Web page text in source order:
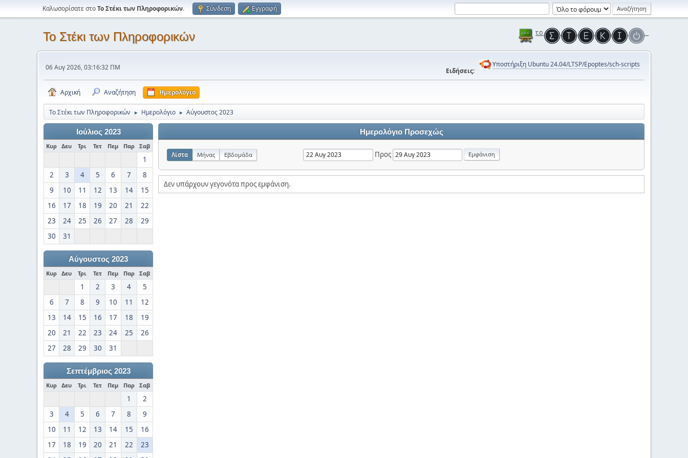
Καλωσορίσατε στοΤο Στέκι των Πληροφορικών. Σύνδεση Εγγραφή
Το Στέκι των Πληροφορικών
06 Αυγ 2026, 03:16:32 ΠΜ Ειδήσεις:
Υποστήριξη Ubuntu 24.04/LTSP/Epoptes/sch-scripts
Αρχική Αναζήτηση Ημερολόγιο
Το Στέκι των Πληροφορικών ► Ημερολόγιο ► Αύγουστος 2023
Ιούλιος 2023
Κυρ Δευ Τρι Τετ Πεμ Παρ Σαβ
1
2
3 4 5 6 7
8
9
10 11 12 13 14
15
16
17 18 19 20 21
22
23
24 25 26 27 28
29
30
31
Αύγουστος 2023
Κυρ Δευ Τρι Τετ Πεμ Παρ Σαβ
1 2 3 4
5
6
7 8 9 10 11
12
13
14 15 16 17 18
19
20
21 22 23 24 25
26
27
28 29 30 31
Σεπτέμβριος 2023
Κυρ Δευ Τρι Τετ Πεμ Παρ Σαβ
1
2
3
4 5 6 7 8
9
10
11 12 13 14 15
16
17
18 19 20 21 22
23
Ημερολόγιο Προσεχώς
Λίστα Μήνας Εβδομάδα Προς
Δεν υπάρχουν γεγονότα προς εμφάνιση.